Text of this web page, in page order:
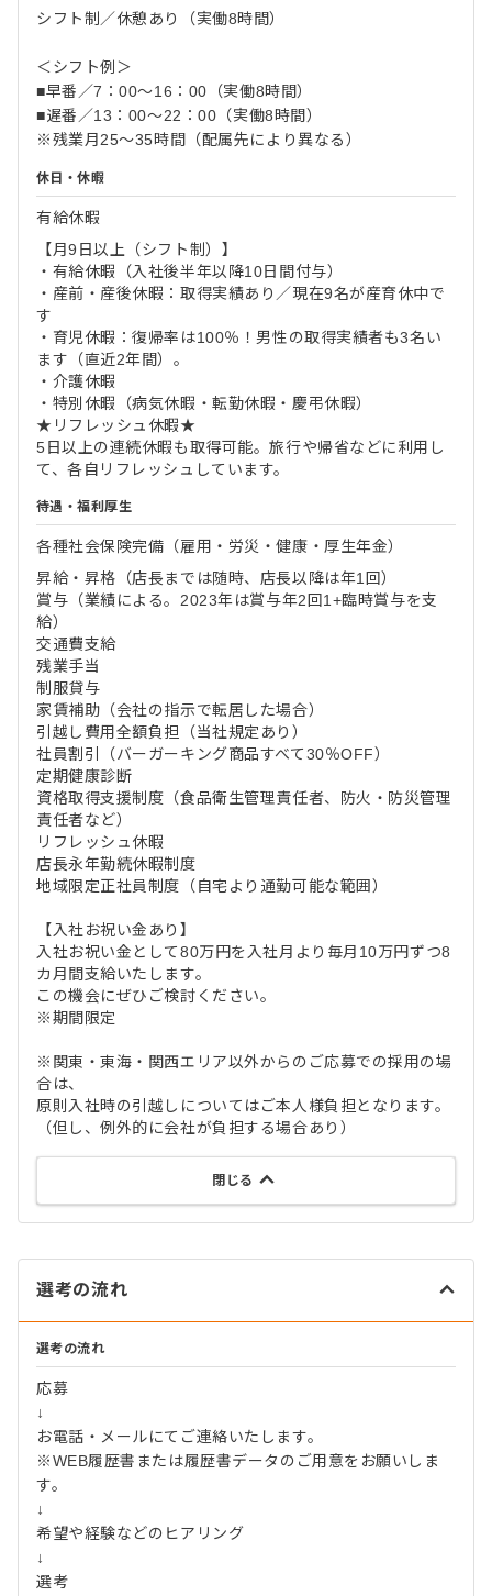
シフト制／休憩あり（実働8時間）
＜シフト例＞
■早番／7：00～16：00（実働8時間）
■遅番／13：00～22：00（実働8時間）
※残業月25～35時間（配属先により異なる）
休日・休暇
有給休暇
【月9日以上（シフト制）】
・有給休暇（入社後半年以降10日間付与）
・産前・産後休暇：取得実績あり／現在9名が産育休中で
す
・育児休暇：復帰率は100％！男性の取得実績者も3名い
ます（直近2年間）。
・介護休暇
・特別休暇（病気休暇・転勤休暇・慶弔休暇）
★リフレッシュ休暇★
5日以上の連続休暇も取得可能。旅行や帰省などに利用し
て、各自リフレッシュしています。
待遇・福利厚生
各種社会保険完備（雇用・労災・健康・厚生年金）
昇給・昇格（店長までは随時、店長以降は年1回）
賞与（業績による。2023年は賞与年2回1+臨時賞与を支
給）
交通費支給
残業手当
制服貸与
家賃補助（会社の指示で転居した場合）
引越し費用全額負担（当社規定あり）
社員割引（バーガーキング商品すべて30％OFF）
定期健康診断
資格取得支援制度（食品衛生管理責任者、防火・防災管理
責任者など）
リフレッシュ休暇
店長永年勤続休暇制度
地域限定正社員制度（自宅より通勤可能な範囲）
【入社お祝い金あり】
入社お祝い金として80万円を入社月より毎月10万円ずつ8
カ月間支給いたします。
この機会にぜひご検討ください。
※期間限定
※関東・東海・関西エリア以外からのご応募での採用の場
合は、
原則入社時の引越しについてはご本人様負担となります。
（但し、例外的に会社が負担する場合あり）
閉じる
選考の流れ
選考の流れ
応募
↓
お電話・メールにてご連絡いたします。
※WEB履歴書または履歴書データのご用意をお願いしま
す。
↓
希望や経験などのヒアリング
↓
選考